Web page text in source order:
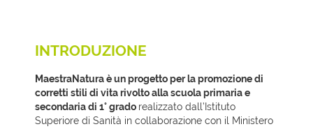
INTRODUZIONE
MaestraNatura è un progetto per la promozione di
corretti stili di vita rivolto alla scuola primaria e
secondaria di 1° grado realizzato dall’Istituto
Superiore di Sanità in collaborazione con il Ministero